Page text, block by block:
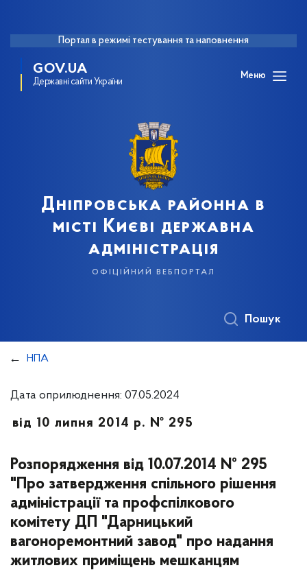
Портал в режимі тестування та наповнення
GOV.UA
Державні сайти України
Меню
Дніпровська районна в
місті Києві державна
адміністрація
офіційний вебпортал
Пошук
НПА
Дата оприлюднення: 07.05.2024
від 10 липня 2014 р. № 295
Розпорядження від 10.07.2014 № 295
"Про затвердження спільного рішення
адміністрації та профспілкового
комітету ДП "Дарницький
вагоноремонтний завод" про надання
житлових приміщень мешканцям